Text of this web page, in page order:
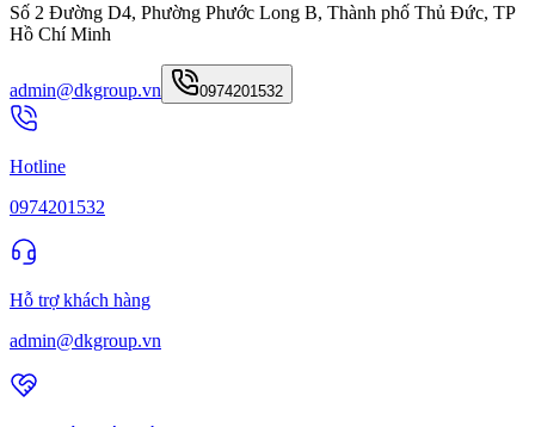
Số 2 Đường D4, Phường Phước Long B, Thành phố Thủ Đức, TP
Hồ Chí Minh
admin@dkgroup.vn 0974201532
Hotline
0974201532
Hỗ trợ khách hàng
admin@dkgroup.vn